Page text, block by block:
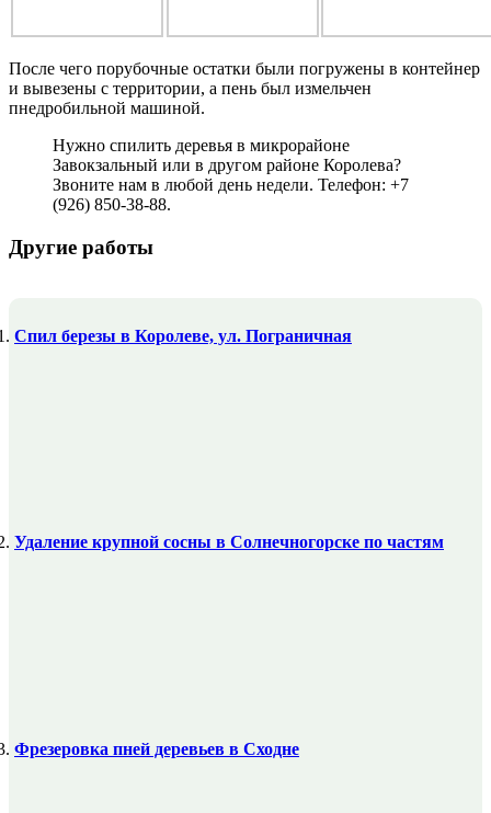
После чего порубочные остатки были погружены в контейнер
и вывезены с территории, а пень был измельчен
пнедробильной машиной.
Нужно спилить деревья в микрорайоне
Завокзальный или в другом районе Королева?
Звоните нам в любой день недели. Телефон: +7
(926) 850-38-88.
Другие работы
Спил березы в Королеве, ул. Пограничная
Удаление крупной сосны в Солнечногорске по частям
Фрезеровка пней деревьев в Сходне